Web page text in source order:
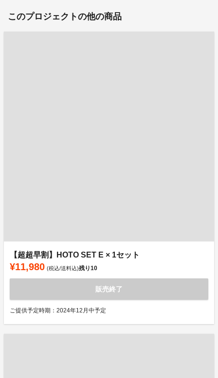
このプロジェクトの他の商品
【超超早割】HOTO SET E × 1セット
¥11,980 (税込/送料込)残り10
販売終了
ご提供予定時期：2024年12月中予定